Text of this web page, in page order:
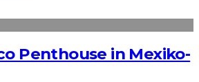
Penthouse in Mexiko-